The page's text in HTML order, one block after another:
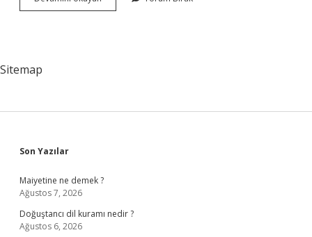
Biyoloji
Sitemap
Sidebar
Son Yazılar
Maiyetine ne demek ?
Ağustos 7, 2026
Doğuştancı dil kuramı nedir ?
Ağustos 6, 2026